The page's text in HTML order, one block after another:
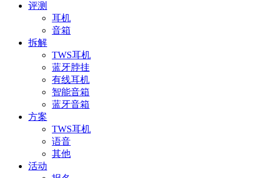
评测
耳机
音箱
拆解
TWS耳机
蓝牙脖挂
有线耳机
智能音箱
蓝牙音箱
方案
TWS耳机
语音
其他
活动